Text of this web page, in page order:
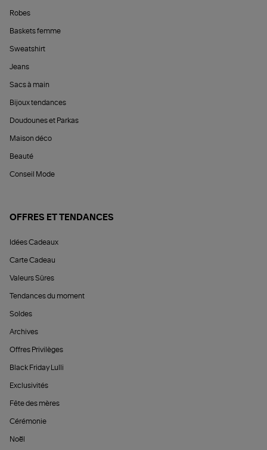
Robes
Baskets femme
Sweatshirt
Jeans
Sacs à main
Bijoux tendances
Doudounes et Parkas
Maison déco
Beauté
Conseil Mode
OFFRES ET TENDANCES
Idées Cadeaux
Carte Cadeau
Valeurs Sûres
Tendances du moment
Soldes
Archives
Offres Privilèges
Black Friday Lulli
Exclusivités
Fête des mères
Cérémonie
Noël